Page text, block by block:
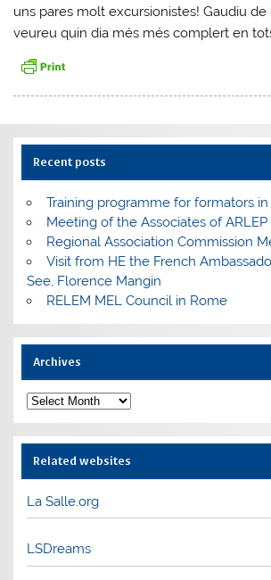
uns pares molt excursionistes! Gaudiu
veureu quin dia més més complert en
Recent posts
Training programme for formators in
Meeting of the Associates of ARLEP
Regional Association Commission
Visit from HE the French
See, Florence Mangin
RELEM MEL Council in Rome
Archives
Archives
Related websites
La Salle.org
LSDreams